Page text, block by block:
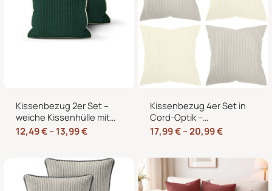
Kissenbezug 2er Set –
weiche Kissenhülle mit
Hotelverschluss,
zweifarbig, ohne Füllung
12,49€–13,99€
Kissenbezug 4er Set in
Cord-Optik –
Zierkissenbezüge ohne
Reißverschluss mit
45×45 und 50×50 cm
17,99€–20,99€